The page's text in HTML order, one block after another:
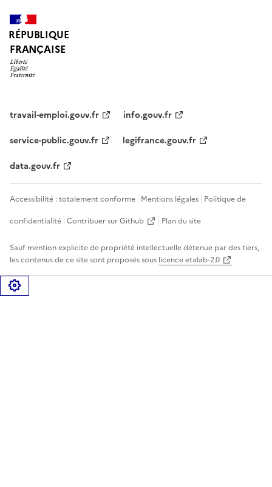
RÉPUBLIQUE
FRANÇAISE
travail-emploi.gouv.fr
info.gouv.fr
service-public.gouv.fr
legifrance.gouv.fr
data.gouv.fr
Accessibilité : totalement conforme Mentions légales Politique de
confidentialité Contribuer sur Github Plan du site
Sauf mention explicite de propriété intellectuelle détenue par des tiers,
les contenus de ce site sont proposés sous licence etalab-2.0
Gérer les cookies